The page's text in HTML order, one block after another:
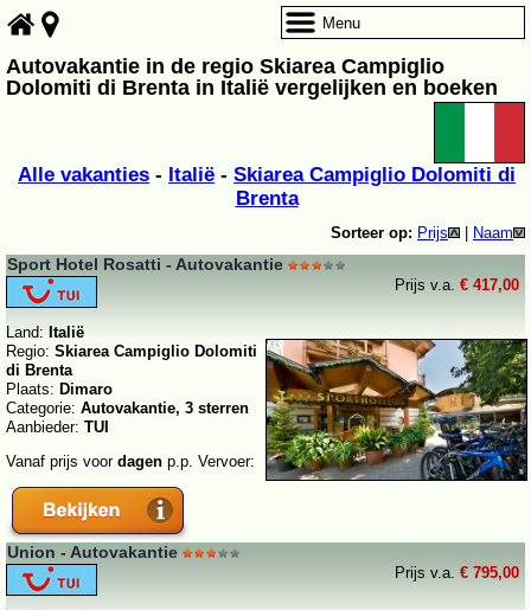
Autovakantie in de regio Skiarea Campiglio
Dolomiti di Brenta in Italië vergelijken en boeken
Alle vakanties - Italië - Skiarea Campiglio Dolomiti di
Brenta
Sorteer op: Prijs Naam
Sport Hotel Rosatti - Autovakantie
Prijs v.a. € 417,00
Land: Italië
Regio: Skiarea Campiglio Dolomiti
di Brenta
Plaats: Dimaro
Categorie: Autovakantie, 3 sterren
Aanbieder: TUI
Vanaf prijs voor dagen p.p. Vervoer:
Union - Autovakantie
Prijs v.a. € 795,00
Menu